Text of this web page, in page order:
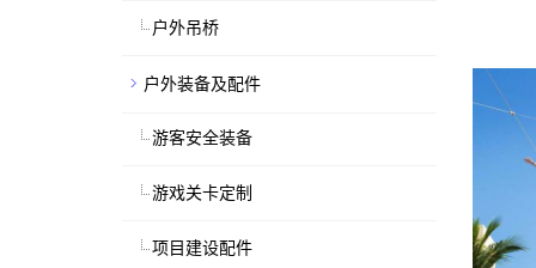
户外吊桥
户外装备及配件
游客安全装备
游戏关卡定制
项目建设配件